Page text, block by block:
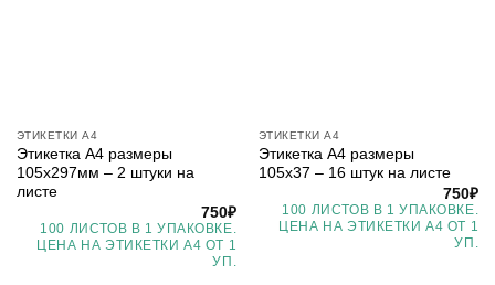
ЭТИКЕТКИ А4
Этикетка А4 размеры
105х297мм – 2 штуки на
листе
750₽
100 ЛИСТОВ В 1 УПАКОВКЕ.
ЦЕНА НА ЭТИКЕТКИ А4 ОТ 1
УП.
ЭТИКЕТКИ А4
Этикетка А4 размеры
105х37 – 16 штук на листе
750₽
100 ЛИСТОВ В 1 УПАКОВКЕ.
ЦЕНА НА ЭТИКЕТКИ А4 ОТ 1
УП.